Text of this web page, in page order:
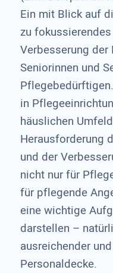
Ein mit Blick auf
zu
Verbesserung
Seniorinnen und
in
häuslichen
Herausforderung
und der
nicht nur für
für pflegende
eine wichtige
darstellen –
ausreichender
Personaldecke.